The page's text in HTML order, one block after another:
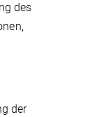
des
der